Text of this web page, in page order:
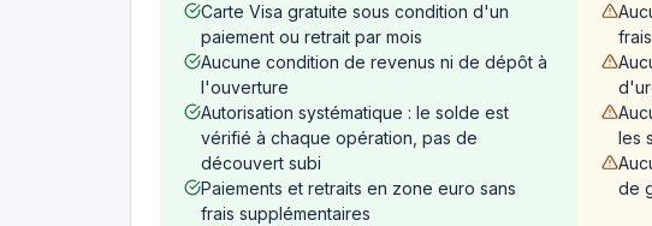
Carte Visa gratuite sous condition d'un
paiement ou retrait par mois
Aucune condition de revenus ni de dépôt à
l'ouverture
Autorisation systématique : le solde est
vérifié à chaque opération, pas de
découvert subi
Paiements et retraits en zone euro sans
frais supplémentaires
les
de